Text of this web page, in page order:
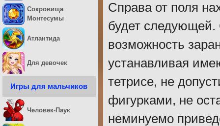
Справа от поля
будет следующей.
возможность
устанавливая
тетрисе, не
фигурками, не
неминуемо
Сокровища
Монтесумы
Атлантида
Для девочек
Игры для мальчиков
Человек-Паук